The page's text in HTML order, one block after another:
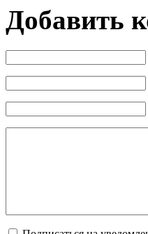
Добавить